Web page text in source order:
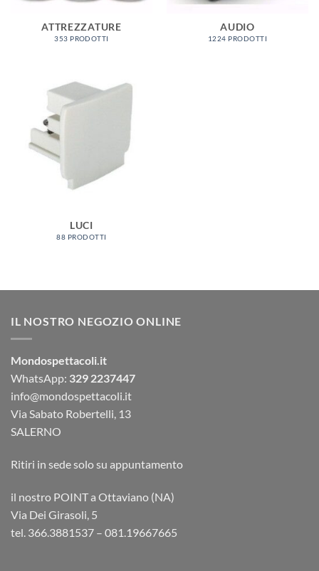
ATTREZZATURE
353 PRODOTTI
AUDIO
1224 PRODOTTI
LUCI
88 PRODOTTI
IL NOSTRO NEGOZIO ONLINE
Mondospettacoli.it
WhatsApp: 329 2237447
info@mondospettacoli.it
Via Sabato Robertelli, 13
SALERNO
Ritiri in sede solo su appuntamento
il nostro POINT a Ottaviano (NA)
Via Dei Girasoli, 5
tel. 366.3881537 – 081.19667665